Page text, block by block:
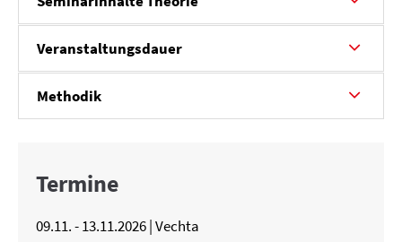
Veranstaltungsdauer
Methodik
Termine
09.11. - 13.11.2026 | Vechta